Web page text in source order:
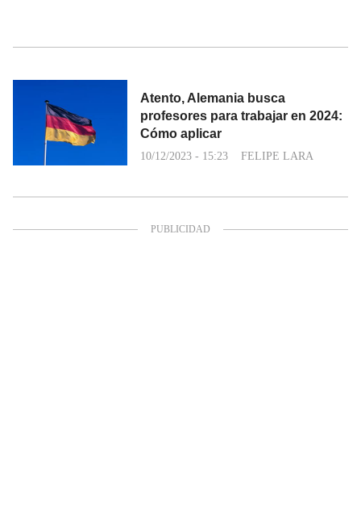
Atento, Alemania busca
profesores para trabajar en 2024:
Cómo aplicar
10/12/2023 - 15:23 FELIPE LARA